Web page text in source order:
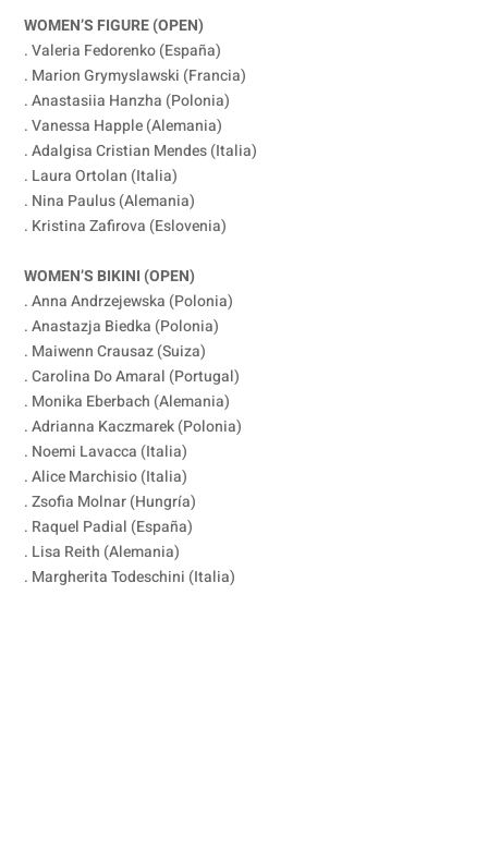
WOMEN’S FIGURE (OPEN)
. Valeria Fedorenko (España)
. Marion Grymyslawski (Francia)
. Anastasiia Hanzha (Polonia)
. Vanessa Happle (Alemania)
. Adalgisa Cristian Mendes (Italia)
. Laura Ortolan (Italia)
. Nina Paulus (Alemania)
. Kristina Zafirova (Eslovenia)
WOMEN’S BIKINI (OPEN)
. Anna Andrzejewska (Polonia)
. Anastazja Biedka (Polonia)
. Maiwenn Crausaz (Suiza)
. Carolina Do Amaral (Portugal)
. Monika Eberbach (Alemania)
. Adrianna Kaczmarek (Polonia)
. Noemi Lavacca (Italia)
. Alice Marchisio (Italia)
. Zsofia Molnar (Hungría)
. Raquel Padial (España)
. Lisa Reith (Alemania)
. Margherita Todeschini (Italia)